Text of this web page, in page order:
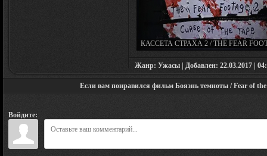
КАССЕТА СТРАХА 2 / THE FEAR
2: CURSE OF THE TAPE (2020)
Жанр: Ужасы | Добавлен: 22.03.2017 |
Если вам понравился фильм Боязнь темноты / Fear of the
Войдите: